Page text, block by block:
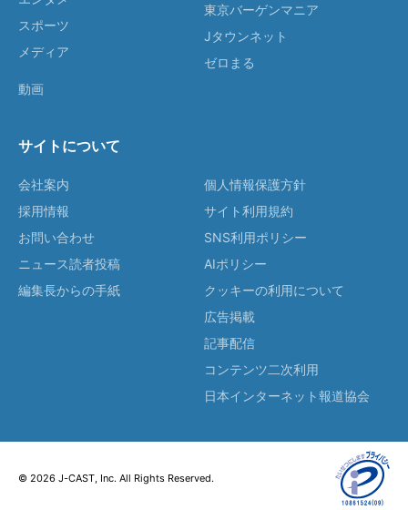
スポーツ
メディア
動画
東京バーゲンマニア
Jタウンネット
ゼロまる
サイトについて
会社案内
採用情報
お問い合わせ
ニュース読者投稿
編集長からの手紙
個人情報保護方針
サイト利用規約
SNS利用ポリシー
AIポリシー
クッキーの利用について
広告掲載
記事配信
コンテンツ二次利用
日本インターネット報道協会
© 2026 J-CAST, Inc. All Rights Reserved.